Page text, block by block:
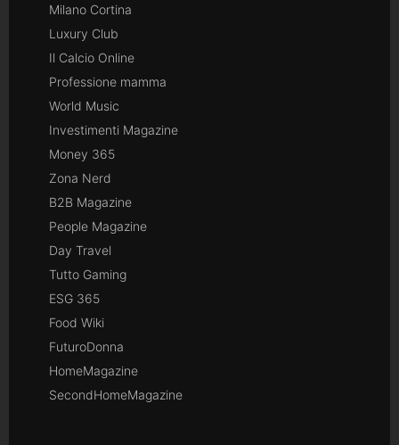
Milano Cortina
Luxury Club
Il Calcio Online
Professione mamma
World Music
Investimenti Magazine
Money 365
Zona Nerd
B2B Magazine
People Magazine
Day Travel
Tutto Gaming
ESG 365
Food Wiki
FuturoDonna
HomeMagazine
SecondHomeMagazine